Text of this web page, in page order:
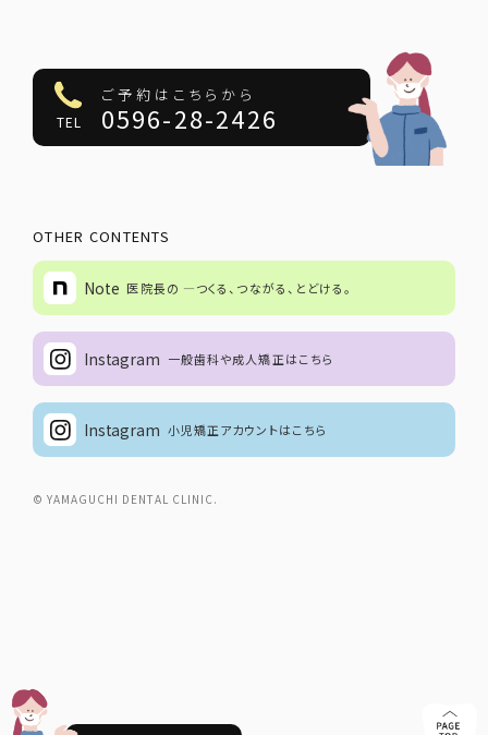
ご予約はこちらから
TEL 0596-28-2426
OTHER CONTENTS
Note 医院長の ―つくる、つながる、とどける。
Instagram 一般歯科や成人矯正はこちら
Instagram 小児矯正アカウントはこちら
© YAMAGUCHI DENTAL CLINIC.